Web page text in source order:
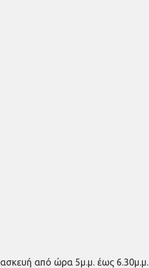
από ώρα 5μ.μ. έως 6.30μ.μ.